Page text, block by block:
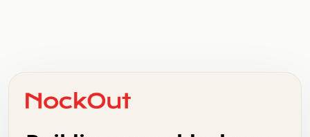
+   .   .   .   .   .   .   .   .   .   +   .   .